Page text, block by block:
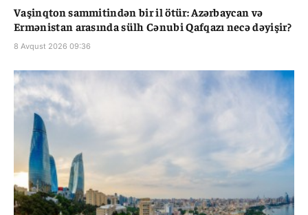
Vaşinqton sammitindən bir il ötür: Azərbaycan və
Ermənistan arasında sülh Cənubi Qafqazı necə dəyişir?
8 Avqust 2026 09:36